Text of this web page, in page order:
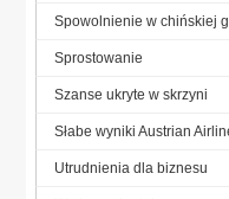
Spowolnienie w chińskiej
Sprostowanie
Szanse ukryte w skrzyni
Słabe wyniki Austrian
Utrudnienia dla biznesu